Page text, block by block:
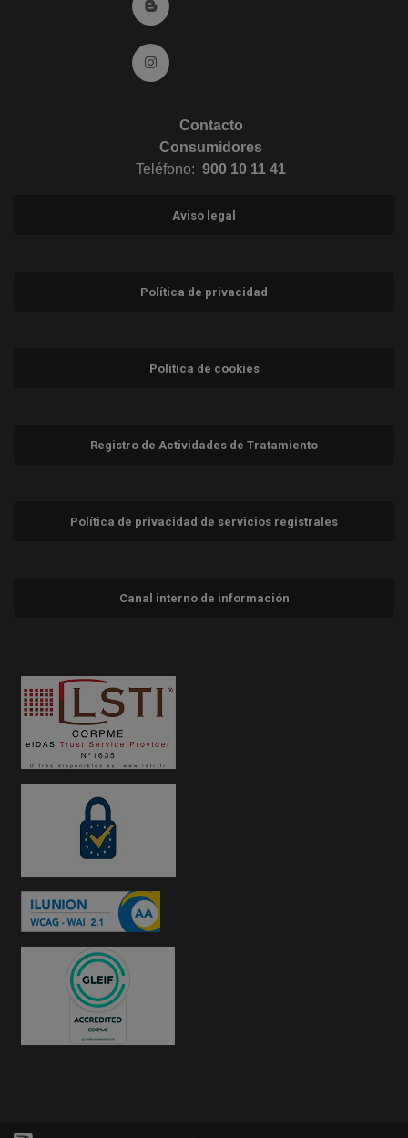
Ir al Blog (abre en ventana nueva)
Ir a Instagram (abre en ventana nueva)
Contacto
Consumidores
Teléfono: 900 10 11 41
Aviso legal
Política de privacidad
Política de cookies
Registro de Actividades de Tratamiento
Política de privacidad de servicios registrales
Canal interno de información